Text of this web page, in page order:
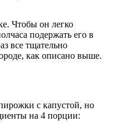
Чтобы он легко
подержать его в
все тщательно
как описано выше.
с капустой, но
на 4 порции: